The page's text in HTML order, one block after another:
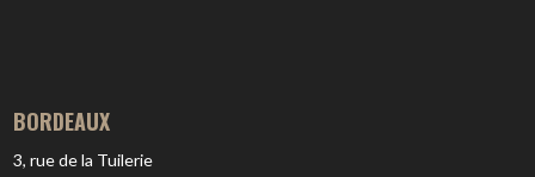
BORDEAUX
3, rue de la Tuilerie